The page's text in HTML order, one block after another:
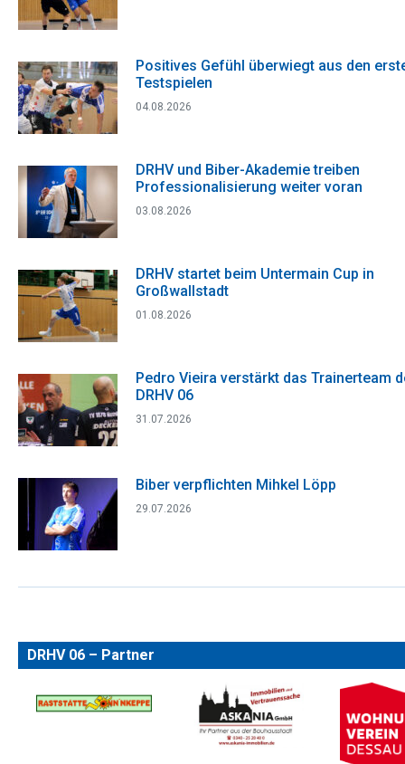
Positives Gefühl überwiegt aus den
Testspielen
04.08.2026
DRHV und Biber-Akademie treiben
Professionalisierung weiter voran
03.08.2026
DRHV startet beim Untermain Cup in
Großwallstadt
01.08.2026
Pedro Vieira verstärkt das Trainerteam
DRHV 06
31.07.2026
Biber verpflichten Mihkel Löpp
29.07.2026
DRHV 06 – Partner